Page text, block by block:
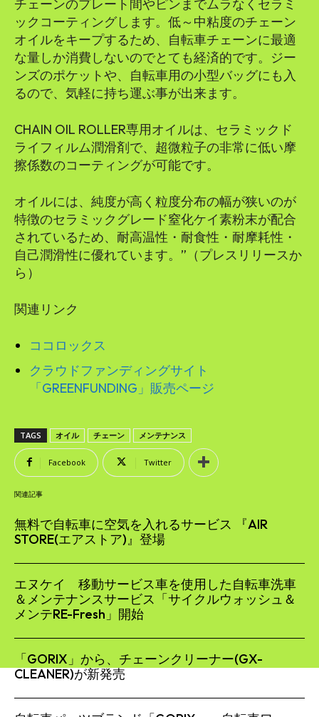
チェーンのプレート間やピンまでムラなくセラミ
ックコーティングします。低～中粘度のチェーン
オイルをキープするため、自転車チェーンに最適
な量しか消費しないのでとても経済的です。ジー
ンズのポケットや、自転車用の小型バッグにも入
るので、気軽に持ち運ぶ事が出来ます。
CHAIN OIL ROLLER専用オイルは、セラミックド
ライフィルム潤滑剤で、超微粒子の非常に低い摩
擦係数のコーティングが可能です。
オイルには、純度が高く粒度分布の幅が狭いのが
特徴のセラミックグレード窒化ケイ素粉末が配合
されているため、耐高温性・耐食性・耐摩耗性・
自己潤滑性に優れています。”（プレスリリースか
ら）
関連リンク
ココロックス
クラウドファンディングサイト
「GREENFUNDING」販売ページ
TAGS オイル チェーン メンテナンス
Facebook Twitter
関連記事
無料で自転車に空気を入れるサービス 『AIR
STORE(エアストア)』登場
エヌケイ 移動サービス車を使用した自転車洗車
＆メンテナンスサービス「サイクルウォッシュ＆
メンテRE-Fresh」開始
「GORIX」から、チェーンクリーナー(GX-
CLEANER)が新発売